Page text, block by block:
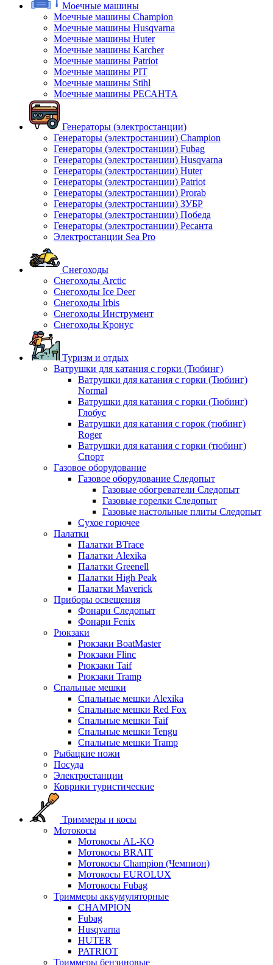
Моечные машины
Моечные машины Champion
Моечные машины Husqvarna
Моечные машины Huter
Моечные машины Karcher
Моечные машины Patriot
Моечные машины PIT
Моечные машины Stihl
Моечные машины РЕСАНТА
Генераторы (электростанции)
Генераторы (электростанции) Champion
Генераторы (электростанции) Fubag
Генераторы (электростанции) Husqvarna
Генераторы (электростанции) Huter
Генераторы (электростанции) Patriot
Генераторы (электростанции) Prorab
Генераторы (электростанции) ЗУБР
Генераторы (электростанции) Победа
Генераторы (электростанции) Ресанта
Электростанции Sea Pro
Снегоходы
Снегоходы Arctic
Снегоходы Ice Deer
Снегоходы Irbis
Снегоходы Инструмент
Снегоходы Кронус
Туризм и отдых
Ватрушки для катания с горки (Тюбинг)
Ватрушки для катания с горки (Тюбинг)
Normal
Ватрушки для катания с горки (Тюбинг)
Глобус
Ватрушки для катания с горок (тюбинг)
Roger
Ватрушки для катания с горки (тюбинг)
Спорт
Газовое оборудование
Газовое оборудование Следопыт
Газовые обогреватели Следопыт
Газовые горелки Следопыт
Газовые настольные плиты Следопыт
Сухое горючее
Палатки
Палатки BTrace
Палатки Alexika
Палатки Greenell
Палатки High Peak
Палатки Maverick
Приборы освещения
Фонари Следопыт
Фонари Fenix
Рюкзаки
Рюкзаки BoatMaster
Рюкзаки Flinc
Рюкзаки Taif
Рюкзаки Tramp
Спальные мешки
Спальные мешки Alexika
Спальные мешки Red Fox
Спальные мешки Taif
Спальные мешки Tengu
Спальные мешки Tramp
Рыбацкие ножи
Посуда
Электростанции
Коврики туристические
Триммеры и косы
Мотокосы
Мотокосы AL-KO
Мотокосы BRAIT
Мотокосы Champion (Чемпион)
Мотокосы EUROLUX
Мотокосы Fubag
Триммеры аккумуляторные
CHAMPION
Fubag
Husqvarna
HUTER
PATRIOT
Триммеры бензиновые